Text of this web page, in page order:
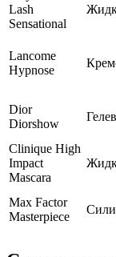
Lash
Sensational
Lancome
Hypnose
Dior
Diorshow
Clinique High
Impact
Mascara
Max Factor
Masterpiece